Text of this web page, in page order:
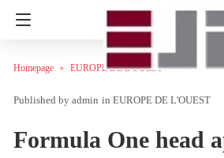
Homepage EUROPE DE L'OUEST
admin in EUROPE DE L'OUEST
Formula One head